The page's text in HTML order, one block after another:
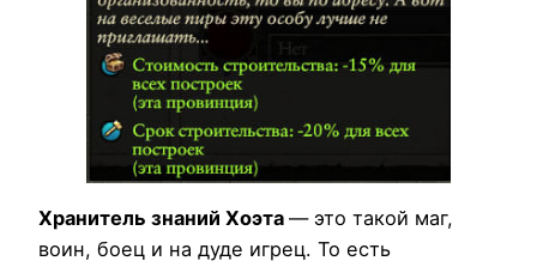
Хранитель знаний Хоэта — это такой маг,
воин, боец и на дуде игрец. То есть